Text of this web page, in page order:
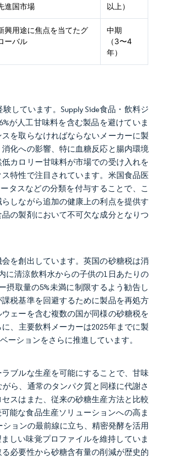
進国市場
以上）
興用途に焦点を当てたグ
ーバル
中期
（3〜4
年）
しています。Supply Side食品・飲料ジ
が人工甘味料を含む製品を避けていま
を取らなければならないメーカーに製
化への影響、特に血糖反応と腸内環境
カロリー甘味料が市場での受け入れを
特性で注目されています。米国食品医
タスなどの分類を付与することで、こ
しながら追加の健康上の利点を提供す
の製剤において不可欠な成分となりつ
を創出しています。英国の砂糖税は消
に清涼飲料水からの子供の1日あたりの
摂取量の5%未満に制限するよう勧告し
税基準を回避するために製品を再処方
ェーを含む複数の国が同様の砂糖税を
、主要飲料メーカーは2025年までに製
ーションをさらに推進しています。
ブルな生産を可能にすることで、甘味
ら、通常のタンパク質と同様に代謝さ
スはまた、従来の砂糖生産方法と比較
能な食品生産ソリューションへの高ま
ョンの最前線に立ち、精密発酵を活用
しい味覚プロファイルを維持していま
必要性から砂糖含有量の削減が歴史的